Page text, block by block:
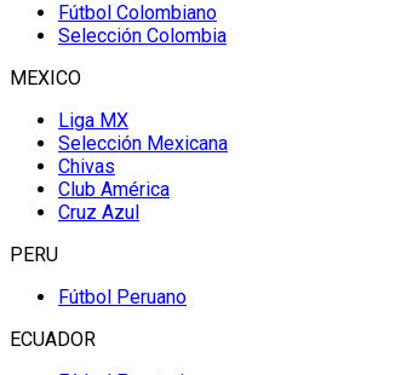
Fútbol Colombiano
Selección Colombia
MEXICO
Liga MX
Selección Mexicana
Chivas
Club América
Cruz Azul
PERU
Fútbol Peruano
ECUADOR